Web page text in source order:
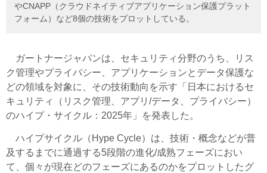
やCNAPP（クラウドネイティブアプリケーション保護プラット
フォーム）など8個の技術をプロットしている。
ガートナージャパンは、セキュリティ分野のうち、リス
ク管理やプライバシー、アプリケーションとデータ保護な
どの領域を対象に、その技術動向を示す「日本におけるセ
キュリティ（リスク管理、アプリ/データ、プライバシー）
のハイプ・サイクル：2025年」を発表した。
ハイプサイクル（Hype Cycle）は、技術・概念などが普
及するまでに通過する5段階の進化/成熟フェーズにおい
て、個々が現在どのフェーズにあるのかをプロットしたグ